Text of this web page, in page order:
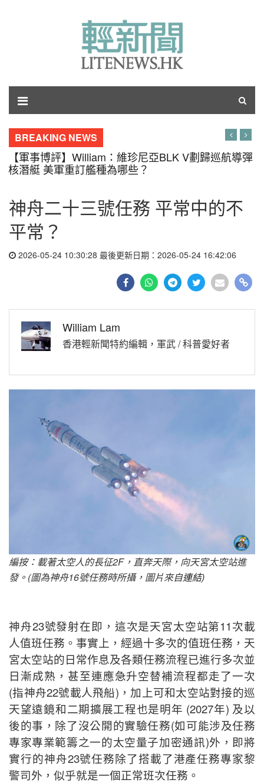
BREAKING NEWS
【軍事博評】William：維珍尼亞BLK V劃歸巡航導彈
核潛艇 美軍重訂艦種為哪些？
神舟二十三號任務 平常中的不
平常？
2026-05-24 10:30:28 最後更新日期：2026-05-24 16:42:06
William Lam
香港輕新聞特約編輯，軍武 / 科普愛好者
編按：載著太空人的長征2F，直奔天際，向天宮太空站進
發。(圖為神舟16號任務時所攝，圖片來自連結)
神舟23號發射在即，這次是天宮太空站第11次載
人值班任務。事實上，經過十多次的值班任務，天
宮太空站的日常作息及各類任務流程已進行多次並
日漸成熟，甚至連應急升空替補流程都走了一次
(指神舟22號載人飛船)，加上可和太空站對接的巡
天望遠鏡和二期擴展工程也是明年 (2027年) 及以
後的事，除了沒公開的實驗任務(如可能涉及任務
專家專業範籌之一的太空量子加密通訊)外，即將
實行的神舟23號任務除了搭載了港產任務專家黎
警司外，似乎就是一個正常班次任務。